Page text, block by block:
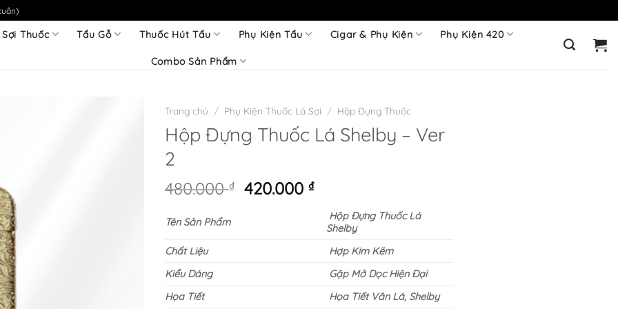
Thuốc Tẩu Gỗ Thuốc Hút Tẩu Phụ Kiện Tẩu Cigar & Phụ Kiện Phụ Kiện 420
Combo Sản Phẩm
Trang chủ / Phụ Kiện Thuốc Lá Sợi / Hộp Đựng Thuốc
Hộp Đựng Thuốc Lá Shelby – Ver
2
480.000₫
Giá
420.000₫Giá
tại
là:
420.000 ₫.
Tên Sản Phẩm
Hộp Đựng Thuốc Lá
Shelby
Chất Liệu
Hợp Kim Kẽm
Kiểu Dáng
Gập Mở Dọc Hiện Đại
Họa Tiết
Họa Tiết Vân Lá, Shelby